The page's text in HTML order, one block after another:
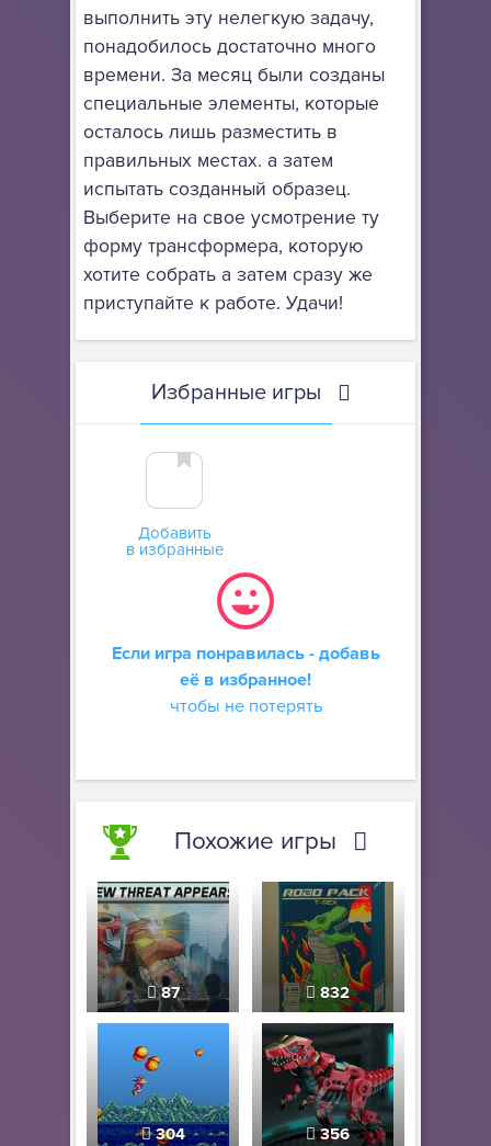
выполнить эту нелегкую задачу,
понадобилось достаточно много
времени. За месяц были созданы
специальные элементы, которые
осталось лишь разместить в
правильных местах. а затем
испытать созданный образец.
Выберите на свое усмотрение ту
форму трансформера, которую
хотите собрать а затем сразу же
приступайте к работе. Удачи!
Избранные игры
Добавить
в избранные
Если игра понравилась - добавь
её в избранное!
чтобы не потерять
Похожие игры
87 832
304 356